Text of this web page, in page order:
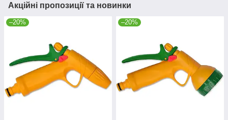
Акційні пропозиції та новинки
–20% –20%